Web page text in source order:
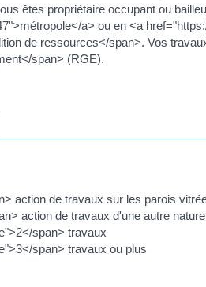
êtes propriétaire occupant ou
a> ou en <a
de ressources</span>. Vos
span> (RGE).
action de travaux sur les parois
action de travaux d'une autre nature
span> travaux
span> travaux ou plus